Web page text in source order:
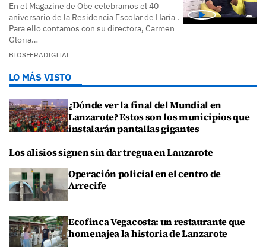
En el Magazine de Obe celebramos el 40
aniversario de la Residencia Escolar de Haría .
Para ello contamos con su directora, Carmen
Gloria…
BIOSFERADIGITAL
LO MÁS VISTO
¿Dónde ver la final del Mundial en
Lanzarote? Estos son los municipios que
instalarán pantallas gigantes
Los alisios siguen sin dar tregua en Lanzarote
Operación policial en el centro de
Arrecife
Ecofinca Vegacosta: un restaurante que
homenajea la historia de Lanzarote